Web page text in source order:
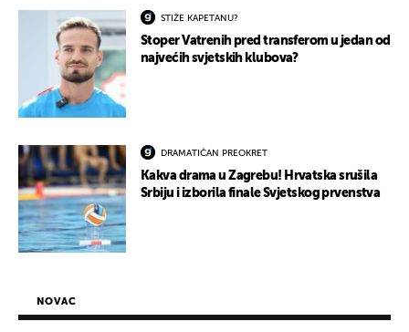
STIŽE KAPETANU?
Stoper Vatrenih pred transferom u jedan od
najvećih svjetskih klubova?
DRAMATIČAN PREOKRET
Kakva drama u Zagrebu! Hrvatska srušila
Srbiju i izborila finale Svjetskog prvenstva
NOVAC